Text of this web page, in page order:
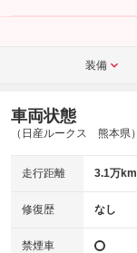
装備
車両状態
（日産ルークス 熊本県）
走行距離 3.1万km
修復歴 なし
禁煙車